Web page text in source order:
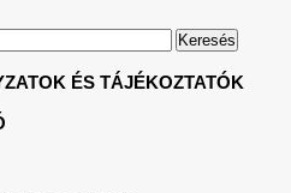
ÉS TÁJÉKOZTATÓK